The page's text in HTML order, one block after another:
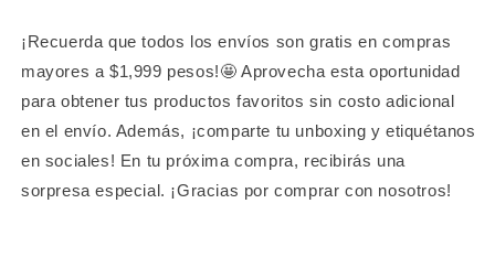
¡Recuerda que todos los envíos son gratis en compras
mayores a $1,999 pesos!🤩 Aprovecha esta oportunidad
para obtener tus productos favoritos sin costo adicional
en el envío. Además, ¡comparte tu unboxing y etiquétanos
en sociales! En tu próxima compra, recibirás una
sorpresa especial. ¡Gracias por comprar con nosotros!